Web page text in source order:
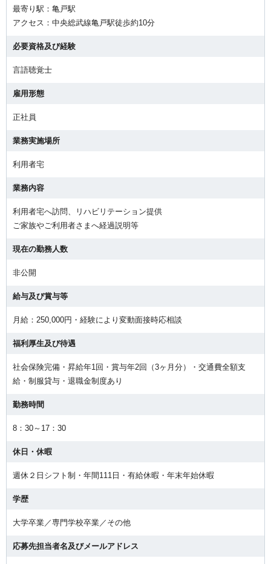
最寄り駅：亀戸駅
アクセス：中央総武線亀戸駅徒歩約10分
必要資格及び経験
言語聴覚士
雇用形態
正社員
業務実施場所
利用者宅
業務内容
利用者宅へ訪問、リハビリテーション提供
ご家族やご利用者さまへ経過説明等
現在の勤務人数
非公開
給与及び賞与等
月給：250,000円・経験により変動面接時応相談
福利厚生及び待遇
社会保険完備・昇給年1回・賞与年2回（3ヶ月分）・交通費全額支
給・制服貸与・退職金制度あり
勤務時間
8：30～17：30
休日・休暇
週休２日シフト制・年間111日・有給休暇・年末年始休暇
学歴
大学卒業／専門学校卒業／その他
応募先担当者名及びメールアドレス